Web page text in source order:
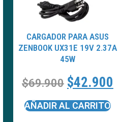
CARGADOR PARA ASUS
ZENBOOK UX31E 19V 2.37A
45W
$69.900 $42.900
AÑADIR AL CARRITO